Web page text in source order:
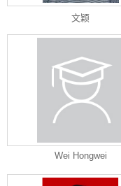
文颖
Wei Hongwei